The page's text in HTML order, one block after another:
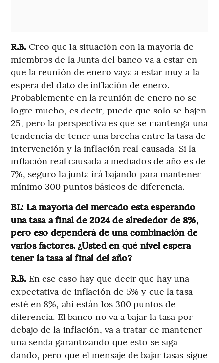
R.B. Creo que la situación con la mayoría de
miembros de la Junta del banco va a estar en
que la reunión de enero vaya a estar muy a la
espera del dato de inflación de enero.
Probablemente en la reunión de enero no se
logre mucho, es decir, puede que solo se bajen
25, pero la perspectiva es que se mantenga una
tendencia de tener una brecha entre la tasa de
intervención y la inflación real causada. Si la
inflación real causada a mediados de año es de
7%, seguro la junta irá bajando para mantener
mínimo 300 puntos básicos de diferencia.
BL: La mayoría del mercado está esperando
una tasa a final de 2024 de alrededor de 8%,
pero eso dependerá de una combinación de
varios factores. ¿Usted en qué nivel espera
tener la tasa al final del año?
R.B. En ese caso hay que decir que hay una
expectativa de inflación de 5% y que la tasa
esté en 8%, ahí están los 300 puntos de
diferencia. El banco no va a bajar la tasa por
debajo de la inflación, va a tratar de mantener
una senda garantizando que esto se siga
dando, pero que el mensaje de bajar tasas sigue